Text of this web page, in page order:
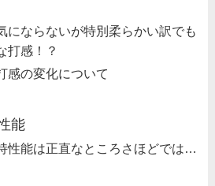
にならないが特別柔らかい訳でも
打感！？
感の変化について
能
性能は正直なところさほどでは…